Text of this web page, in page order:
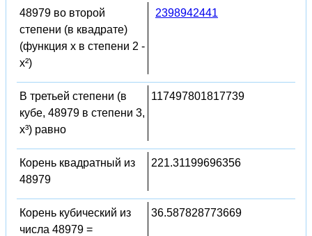
48979 во второй
степени (в квадрате)
(функция x в степени 2 -
x²)
2398942441
В третьей степени (в
кубе, 48979 в степени 3,
x³) равно
117497801817739
Корень квадратный из
48979
221.31199696356
Корень кубический из
числа 48979 =
36.587828773669